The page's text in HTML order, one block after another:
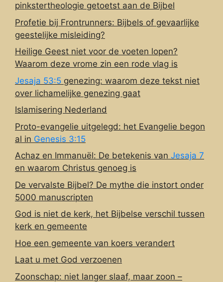
pinkstertheologie getoetst aan de Bijbel
Profetie bij Frontrunners: Bijbels of gevaarlijke
geestelijke misleiding?
Heilige Geest niet voor de voeten lopen?
Waarom deze vrome zin een rode vlag is
Jesaja 53:5 genezing: waarom deze tekst niet
over lichamelijke genezing gaat
Islamisering Nederland
Proto-evangelie uitgelegd: het Evangelie begon
al in Genesis 3:15
Achaz en Immanuël: De betekenis van Jesaja 7
en waarom Christus genoeg is
De vervalste Bijbel? De mythe die instort onder
5000 manuscripten
God is niet de kerk, het Bijbelse verschil tussen
kerk en gemeente
Hoe een gemeente van koers verandert
Laat u met God verzoenen
Zoonschap: niet langer slaaf, maar zoon –